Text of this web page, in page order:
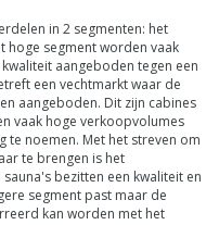
in 2 segmenten: het
hoge segment worden vaak
aangeboden tegen een
een vechtmarkt waar de
aangeboden. Dit zijn cabines
vaak hoge verkoopvolumes
te noemen. Met het streven om
te brengen is het
bezitten een kwaliteit en
segment past maar de
kan worden met het